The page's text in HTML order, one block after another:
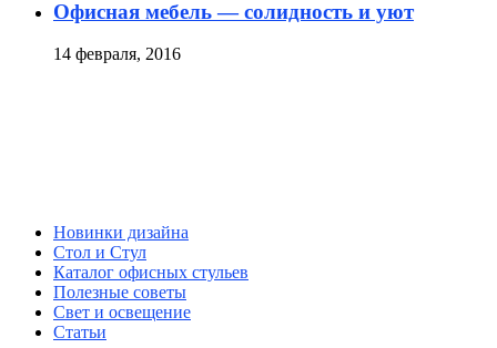
Офисная мебель — солидность и уют
14 февраля, 2016
Новинки дизайна
Стол и Стул
Каталог офисных стульев
Полезные советы
Свет и освещение
Статьи